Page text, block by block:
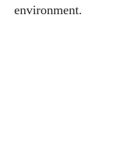
environment.